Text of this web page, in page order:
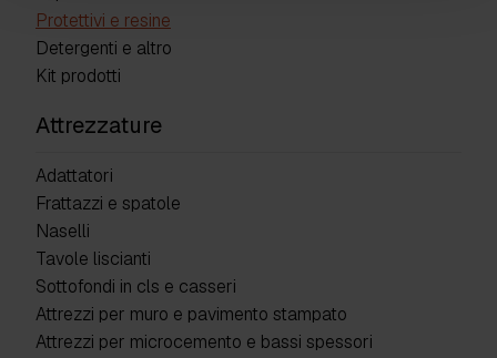
Protettivi e resine
Detergenti e altro
Kit prodotti
Attrezzature
Adattatori
Frattazzi e spatole
Naselli
Tavole liscianti
Sottofondi in cls e casseri
Attrezzi per muro e pavimento stampato
Attrezzi per microcemento e bassi spessori